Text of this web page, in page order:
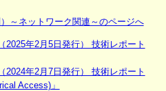
～ネットワーク関連～のページへ
2025年2月5日発行） 技術レポート
2024年2月7日発行） 技術レポート
Access)」